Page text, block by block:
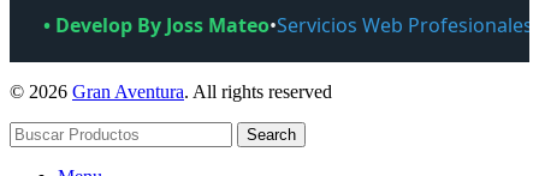
• Develop By Joss Mateo•Servicios Web Profesionales
© 2026 Gran Aventura. All rights reserved
Search